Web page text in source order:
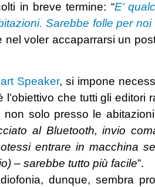
in breve termine: “E’
Sarebbe folle per noi
nel voler accaparrarsi un
Speaker, si impone
che tutti gli editori
solo presso le
al Bluetooth, invio
entrare in macchina
– sarebbe tutto più facile”.
dunque, sembra